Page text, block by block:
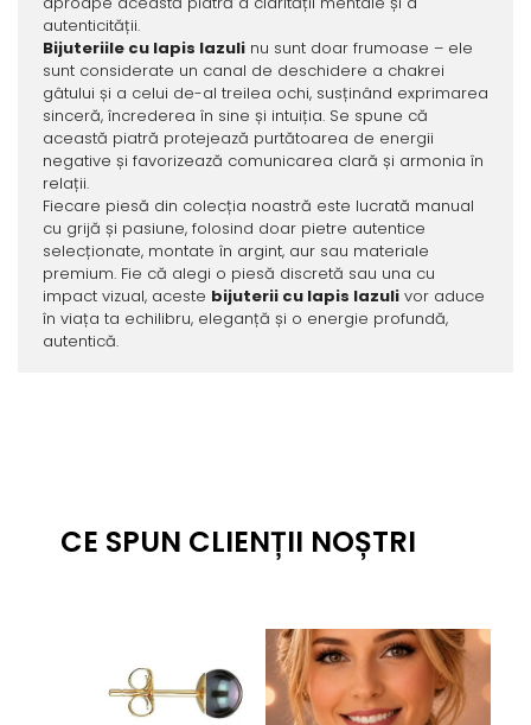
autenticității.
Bijuteriile cu lapis lazulinu sunt doar frumoase – ele
sunt considerate un canal de deschidere a chakrei
gâtului și a celui de-al treilea ochi, susținând exprimarea
sinceră, încrederea în sine și intuiția. Se spune că
această piatră protejează purtătoarea de energii
negative și favorizează comunicarea clară și armonia în
relații.
Fiecare piesă din colecția noastră este lucrată manual
cu grijă și pasiune, folosind doar pietre autentice
selecționate, montate în argint, aur sau materiale
premium. Fie că alegi o piesă discretă sau una cu
impact vizual, aceste bijuterii cu lapis lazulivor aduce
în viața ta echilibru, eleganță și o energie profundă,
autentică.
CE SPUN CLIENȚII NOȘTRI